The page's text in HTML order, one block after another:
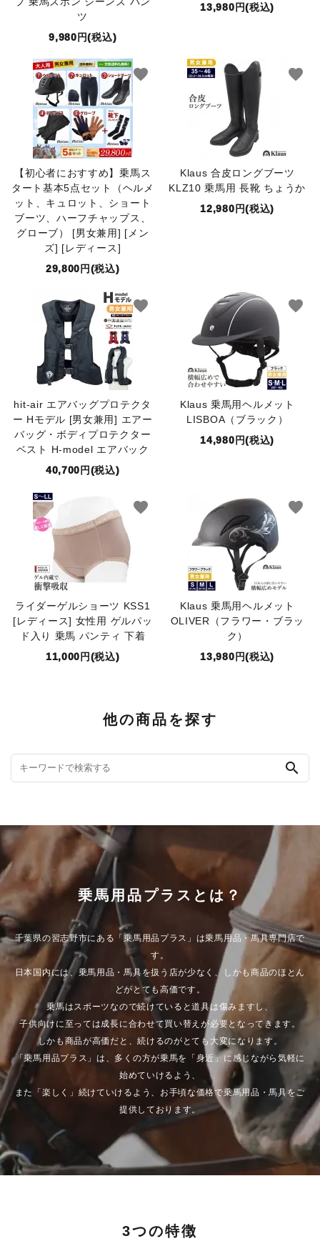
ツ
9,980円(税込)
13,980円(税込)
【初心者におすすめ】乗馬ス
タート基本5点セット（ヘルメ
ット、キュロット、ショート
ブーツ、ハーフチャップス、
グローブ） [男女兼用] [メン
ズ] [レディース]
29,800円(税込)
favorite
Klaus 合皮ロングブーツ
KLZ10 乗馬用 長靴 ちょうか
12,980円(税込)
favorite
hit-air エアバッグプロテクタ
ー Hモデル [男女兼用] エアー
バッグ・ボディプロテクター
ベスト H-model エアバック
40,700円(税込)
favorite
Klaus 乗馬用ヘルメット
LISBOA（ブラック）
14,980円(税込)
favorite
ライダーゲルショーツ KSS1
[レディース] 女性用 ゲルパッ
ド入り 乗馬 パンティ 下着
11,000円(税込)
favorite
Klaus 乗馬用ヘルメット
OLIVER（フラワー・ブラッ
ク）
13,980円(税込)
favorite
他の商品を探す
search
乗馬用品プラスとは？
千葉県の習志野市にある「乗馬用品プラス」は乗馬用品・馬具専門店で
す。
日本国内には、乗馬用品・馬具を扱う店が少なく、しかも商品のほとん
どがとても高価です。
乗馬はスポーツなので続けていると道具は傷みますし、
子供向けに至っては成長に合わせて買い替えが必要となってきます。
しかも商品が高価だと、続けるのがとても大変になります。
「乗馬用品プラス」は、多くの方が乗馬を「身近」に感じながら気軽に
始めていけるよう、
また「楽しく」続けていけるよう、お手頃な価格で乗馬用品・馬具をご
提供しております。
3つの特徴